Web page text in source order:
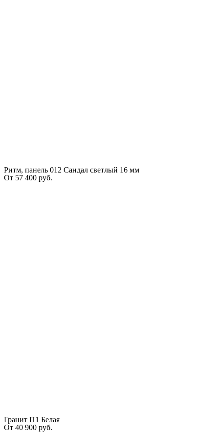
Ритм, панель 012 Сандал светлый 16 мм
От 57 400 руб.
Гранит П1 Белая
От 40 900 руб.